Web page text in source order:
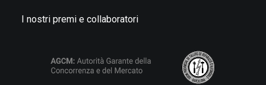
I nostri premi e collaboratori